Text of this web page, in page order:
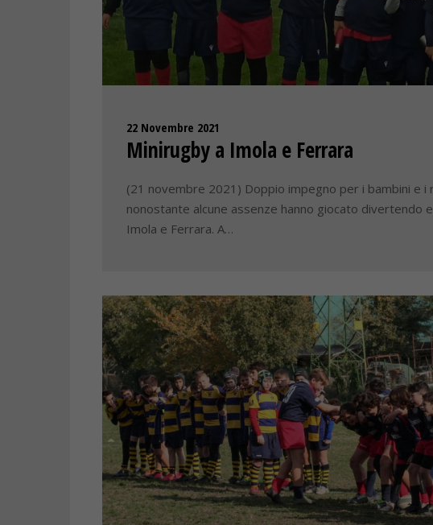
22 Novembre 2021
Minirugby a Imola e Ferrara
(21 novembre 2021) Doppio impegno per i bambini e i
nonostante alcune assenze hanno giocato
Imola e Ferrara. A…